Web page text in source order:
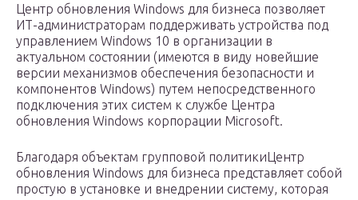
Центр обновления Windows для бизнеса позволяет
ИТ-администраторам поддерживать устройства под
управлением Windows 10 в организации в
актуальном состоянии (имеются в виду новейшие
версии механизмов обеспечения безопасности и
компонентов Windows) путем непосредственного
подключения этих систем к службе Центра
обновления Windows корпорации Microsoft.
Благодаря объектам групповой политикиЦентр
обновления Windows для бизнеса представляет собой
простую в установке и внедрении систему, которая